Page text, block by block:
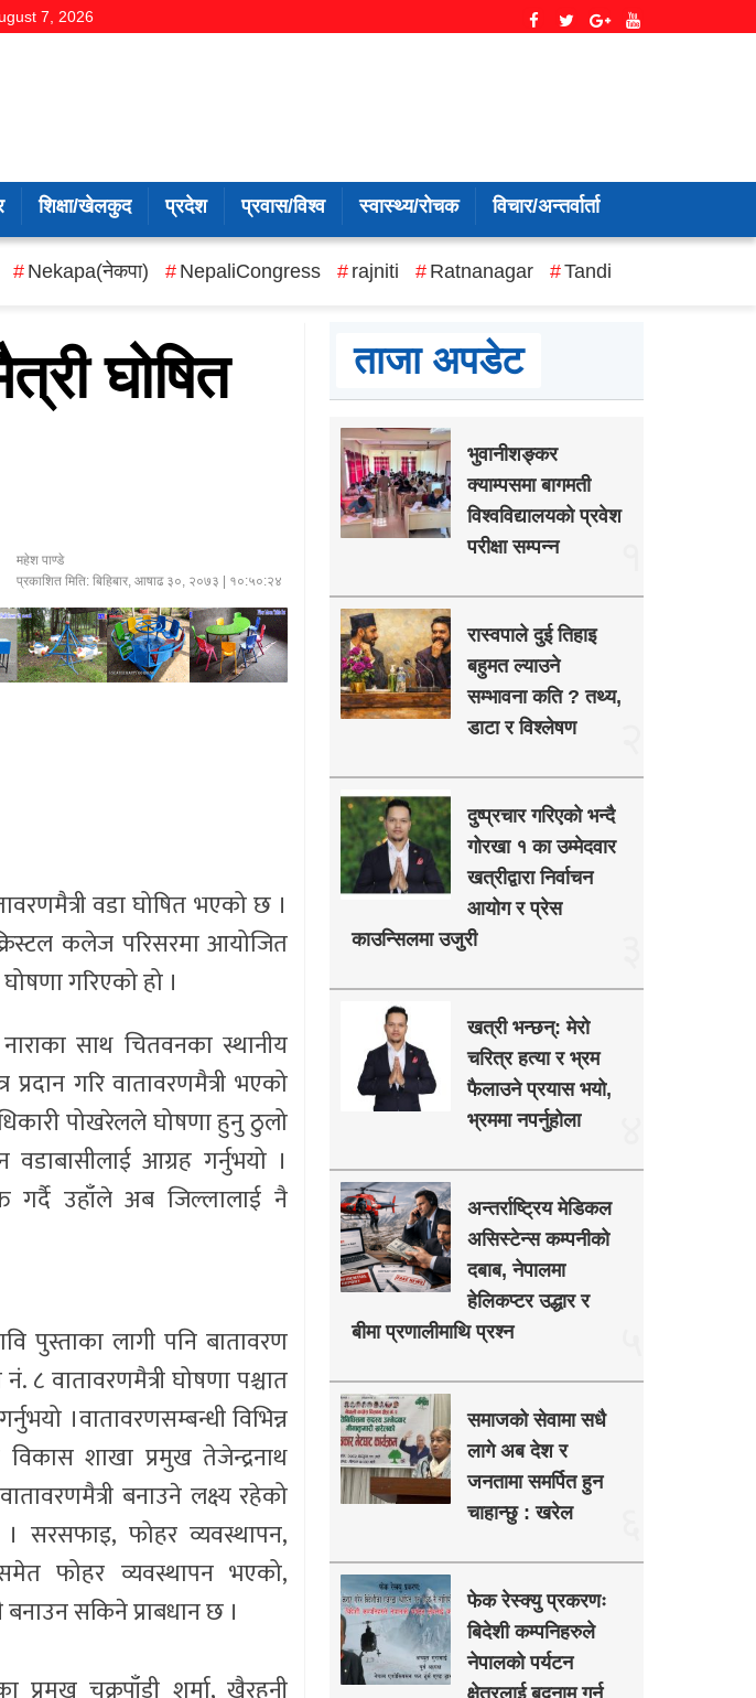
7, 2026
शिक्षा/खेलकुद प्रदेश प्रवास/विश्व स्वास्थ्य/रोचक विचार/अन्तर्वार्ता
Nekapa(नेकपा) NepaliCongress rajniti Ratnanagar Tandi
घोषित
महेश पाण्डे
प्रकाशित मिति:बिहिबार, आषाढ ३०, २०७३ | १०:५०:२४
वडा घोषित भएको छ ।
कलेज परिसरमा आयोजित
गरिएको हो ।
साथ चितवनका स्थानीय
गरि वातावरणमैत्री भएको
पोखरेलले घोषणा हुनु ठुलो
आग्रह गर्नुभयो ।
गर्दै उहाँले अब जिल्लालाई नै
पुस्ताका लागी पनि बातावरण
८ वातावरणमैत्री घोषणा पश्चात
।वातावरणसम्बन्धी विभिन्न
शाखा प्रमुख तेजेन्द्रनाथ
बनाउने लक्ष्य रहेको
सरसफाइ, फोहर व्यवस्थापन,
फोहर व्यवस्थापन भएको,
सकिने प्राबधान छ ।
ताजा अपडेट
भुवानीशङ्कर
क्याम्पसमा बागमती
विश्वविद्यालयको प्रवेश
परीक्षा सम्पन्न
रास्वपाले दुई तिहाइ
बहुमत ल्याउने
सम्भावना कति ? तथ्य,
डाटा र विश्लेषण
दुष्प्रचार गरिएको भन्दै
गोरखा १ का उम्मेदवार
खत्रीद्वारा निर्वाचन
आयोग र प्रेस
काउन्सिलमा उजुरी
खत्री भन्छन्: मेरो
चरित्र हत्या र भ्रम
फैलाउने प्रयास भयो,
भ्रममा नपर्नुहोला
अन्तर्राष्ट्रिय मेडिकल
असिस्टेन्स कम्पनीको
दबाब, नेपालमा
हेलिकप्टर उद्धार र
बीमा प्रणालीमाथि प्रश्न
समाजको सेवामा सधै
लागे अब देश र
जनतामा समर्पित हुन
चाहान्छु : खरेल
फेक रेस्क्यु प्रकरणः
बिदेशी कम्पनिहरुले
नेपालको पर्यटन